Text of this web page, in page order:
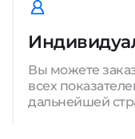
Вы можете
всех
дальнейшей